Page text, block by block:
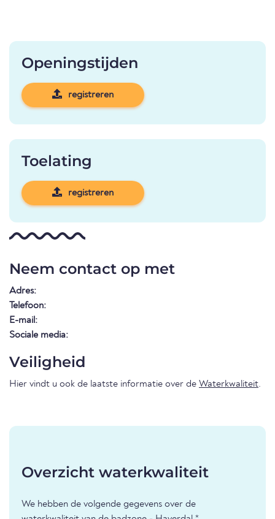
Openingstijden
registreren
Toelating
registreren
Neem contact op met
Adres:
Telefoon:
E-mail:
Sociale media:
Veiligheid
Hier vindt u ook de laatste informatie over de Waterkwaliteit.
Overzicht waterkwaliteit
We hebben de volgende gegevens over de